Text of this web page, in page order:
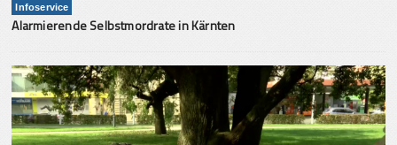
Infoservice
Alarmierende Selbstmordrate in Kärnten